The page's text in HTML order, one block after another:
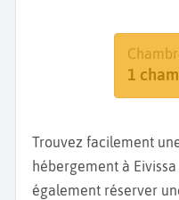
Eivissa
Dates
Dates
1
Trouvez facilement
hébergement à
également réserver